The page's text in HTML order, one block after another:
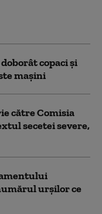
copaci și
mașini
către Comisia
secetei severe,
urșilor ce